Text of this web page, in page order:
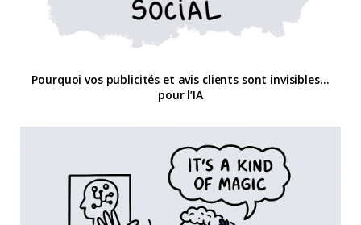
Pourquoi vos publicités et avis clients sont invisibles…
pour l’IA